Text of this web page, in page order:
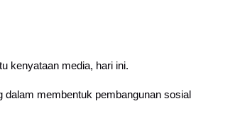
kenyataan media, hari ini.
dalam membentuk pembangunan sosial